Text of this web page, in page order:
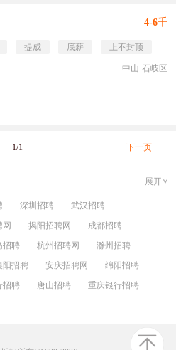
4-6千
提成 底薪 上不封顶
中山·石岐区
1/1 下一页
展开
深圳招聘
武汉招聘
网 揭阳招聘网
成都招聘
招聘 杭州招聘网
滁州招聘
阳招聘 安庆招聘网
绵阳招聘
招聘 唐山招聘
重庆银行招聘